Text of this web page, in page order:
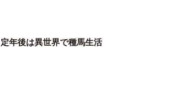
定年後は異世界で種馬生活